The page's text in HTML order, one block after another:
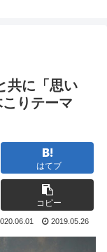
共に「思い
りテーマ
はてブ
コピー
2019.05.26